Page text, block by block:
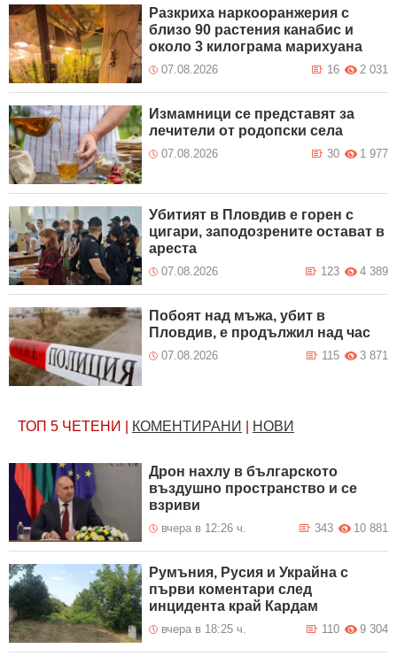
Разкриха наркооранжерия с
близо 90 растения канабис и
около 3 килограма марихуана
07.08.2026 2 031
16
Измамници се представят за
лечители от родопски села
07.08.2026 1 977
30
Убитият в Пловдив е горен с
цигари, заподозрените остават в
ареста
07.08.2026 4 389
123
Побоят над мъжа, убит в
Пловдив, е продължил над час
07.08.2026 3 871
115
ТОП 5 ЧЕТЕНИ КОМЕНТИРАНИ НОВИ
Дрон нахлу в българското
въздушно пространство и се
взриви
вчера в 12:26 ч. 10 881
343
Румъния, Русия и Украйна с
първи коментари след
инцидента край Кардам
вчера в 18:25 ч. 9 304
110